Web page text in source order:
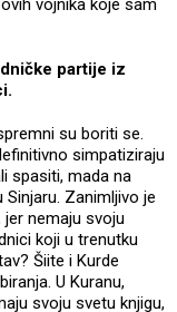
vojnika koje sam
partije iz
su boriti se.
simpatiziraju
spasiti, mada na
Zanimljivo je
jer nemaju svoju
koji u trenutku
Šiite i Kurde
U Kuranu,
svoju svetu knjigu,